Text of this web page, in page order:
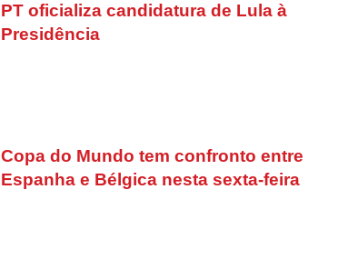
PT oficializa candidatura de Lula à
Presidência
Copa do Mundo tem confronto entre
Espanha e Bélgica nesta sexta-feira